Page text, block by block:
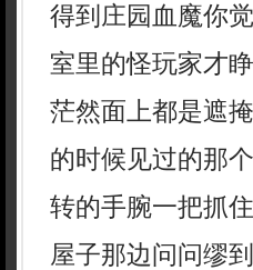
得到庄园血魔你
室里的怪玩家才
茫然面上都是遮
的时候见过的那
转的手腕一把抓
屋子那边问问缪